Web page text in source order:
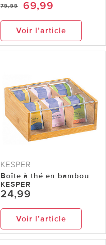
79,99 69,99
Voir l’article
KESPER
Boîte à thé en bambou
KESPER
24,99
Voir l’article